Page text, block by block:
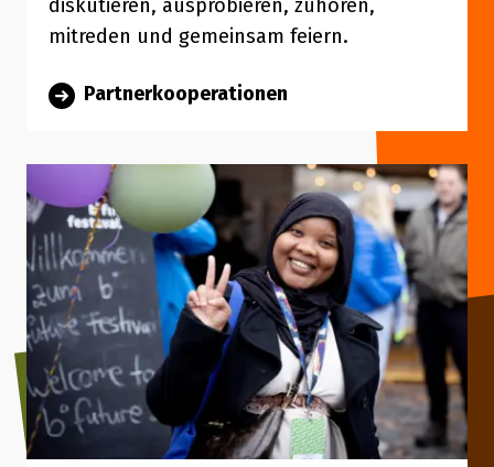
diskutieren, ausprobieren, zuhören,
mitreden und gemeinsam feiern.
Partnerkooperationen